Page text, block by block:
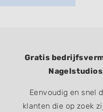
Gratis
Eenvoudig en snel
klanten die op zoek